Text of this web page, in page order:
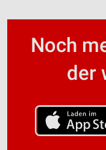
Noch
der